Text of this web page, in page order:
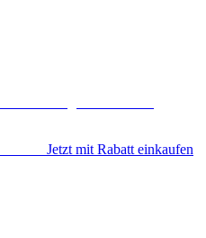
Jetzt mit Rabatt einkaufen